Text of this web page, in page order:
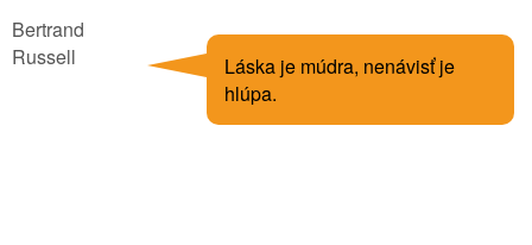
Bertrand
Russell
Láska je múdra, nenávisť je
hlúpa.